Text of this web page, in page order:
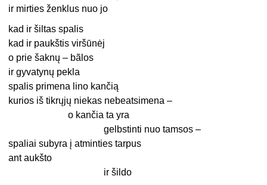
ir mirties ženklus nuo jo
kad ir šiltas spalis
kad ir paukštis viršūnėj
o prie šaknų – bãlos
ir gyvatynų pekla
spalis primena lino kančią
kurios iš tikrųjų niekas nebeatsimena –
o kančia ta yra
gelbstinti nuo tamsos –
spaliai subyra į atminties tarpus
ant aukšto
ir šildo